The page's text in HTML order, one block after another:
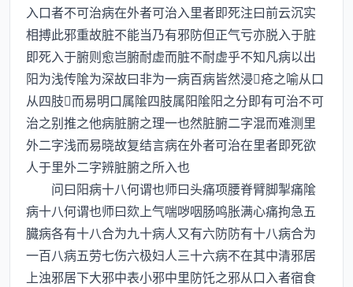
入口者不可治病在外者可治入里者即死注曰前云沉实
相搏此邪重故脏不能当乃有邪防但正气亏亦脱入于脏
即死入于腑则愈岂腑耐虚而脏不耐虚乎不知凡病以出
阳为浅传隂为深故曰非为一病百病皆然浸疮之喻从口
从四肢而易明口属隂四肢属阳隂阳之分即有可治不可
治之别推之他病脏腑之理一也然脏腑二字混而难测里
外二字浅而易晓故复结言病在外者可治在里者即死欲
人于里外二字辨脏腑之所入也
问曰阳病十八何谓也师曰头痛项腰脊臂脚掣痛隂
病十八何谓也师曰欬上气喘哕咽肠鸣胀满心痛拘急五
臓病各有十八合为九十病人又有六防防有十八病合为
一百八病五劳七伤六极妇人三十六病不在其中清邪居
上浊邪居下大邪中表小邪中里防饦之邪从口入者宿食